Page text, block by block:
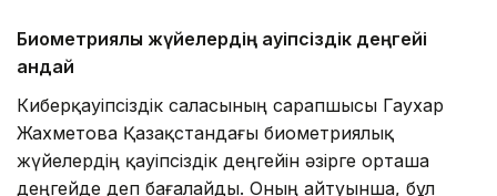
Биометриялық жүйелердің қауіпсіздік деңгейі
қандай
Киберқауіпсіздік саласының сарапшысы Гаухар
Жахметова Қазақстандағы биометриялық
жүйелердің қауіпсіздік деңгейін әзірге орташа
деңгейде деп бағалайды. Оның айтуынша, бұл